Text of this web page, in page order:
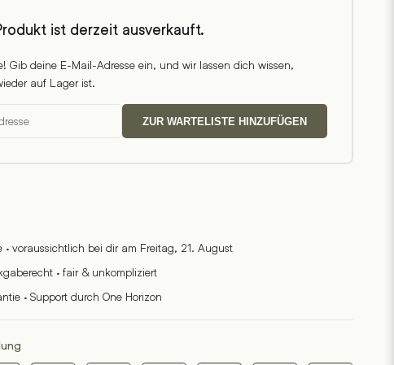
ist derzeit ausverkauft.
Gib deine E-Mail-Adresse ein, und wir lassen dich wissen,
auf Lager ist.
ZUR WARTELISTE HINZUFÜGEN
· voraussichtlich bei dir am Freitag, 21. August
· fair & unkompliziert
· Support durch One Horizon